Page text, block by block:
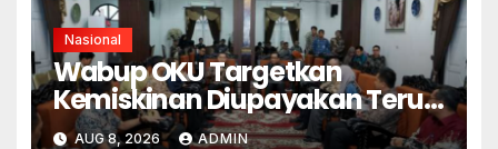
Nasional
Wabup OKU Targetkan
Kemiskinan Diupayakan Terus
Menurun
AUG 8, 2026 ADMIN